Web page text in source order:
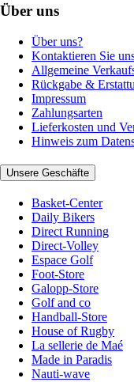
Über uns
Über uns?
Kontaktieren Sie
Allgemeine
Rückgabe &
Impressum
Zahlungsarten
Lieferkosten und
Hinweis zum
Unsere Geschäfte
Basket-Center
Daily Bikers
Direct Running
Direct-Volley
Espace Golf
Foot-Store
Galopp-Store
Golf and co
Handball-Store
House of Rugby
La sellerie de Maé
Made in Paradis
Nauti-wave